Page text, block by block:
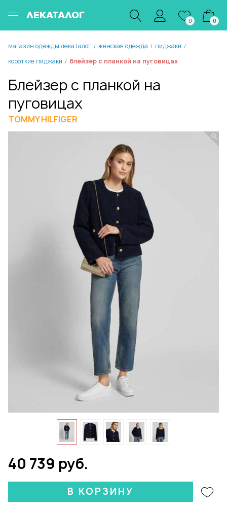
ЛЕКАТАЛОГ
0 0
магазин одежды лекаталог / женская одежда / пиджаки /
короткие пиджаки / блейзер с планкой на пуговицах
Блейзер с планкой на
пуговицах
TOMMY HILFIGER
40 739 руб.
В КОРЗИНУ